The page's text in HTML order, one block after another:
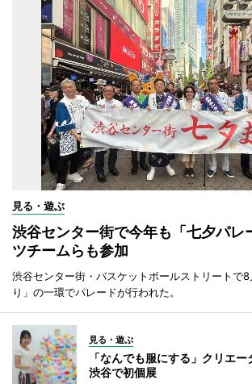
見る・遊ぶ
渋谷センター街で今年も「七夕パ
ツチームらも参加
渋谷センター街・バスケットボールストリートで
り」の一環でパレードが行われた。
見る・遊ぶ
「なんでも服にする」クリエー
渋谷で初個展